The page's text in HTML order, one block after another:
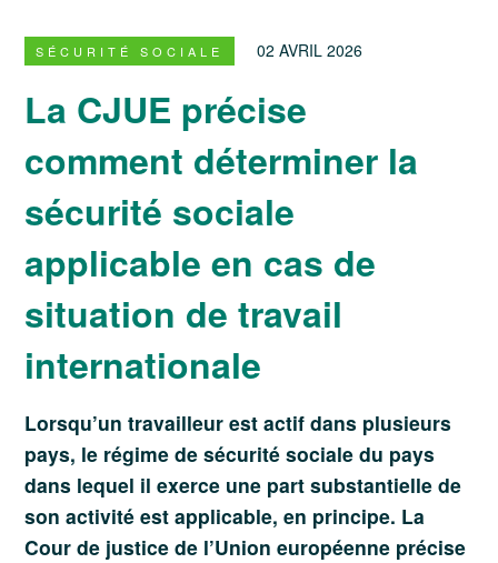
SÉCURITÉ SOCIALE 02 AVRIL 2026
La CJUE précise
comment déterminer la
sécurité sociale
applicable en cas de
situation de travail
internationale
Lorsqu’un travailleur est actif dans plusieurs
pays, le régime de sécurité sociale du pays
dans lequel il exerce une part substantielle de
son activité est applicable, en principe. La
Cour de justice de l’Union européenne précise